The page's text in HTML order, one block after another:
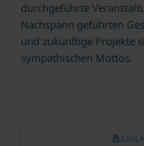
durchgeführte
Nachspann geführten
und zukünftige Projekte
sympathischen Mottos.